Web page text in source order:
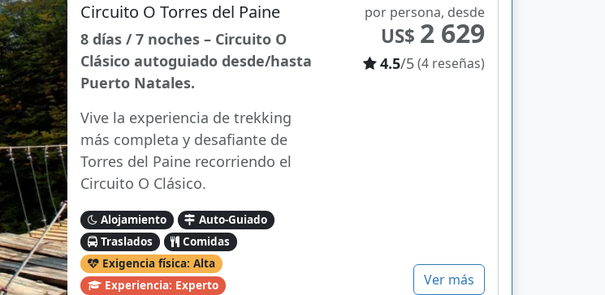
Circuito O Torres del Paine
8 días / 7 noches – Circuito O
Clásico autoguiado desde/hasta
Puerto Natales.
Vive la experiencia de trekking
más completa y desafiante de
Torres del Paine recorriendo el
Circuito O Clásico.
Alojamiento
Auto-Guiado
Traslados
Comidas
Exigencia física: Alta
Experiencia: Experto
por persona, desde
US$ 2 629
4.5/5(4 reseñas)
Ver más